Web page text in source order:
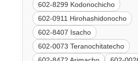
602-8299 Kodonochicho
602-0911 Hirohashidonocho
602-8407 Isacho
602-0073 Teranochitatecho